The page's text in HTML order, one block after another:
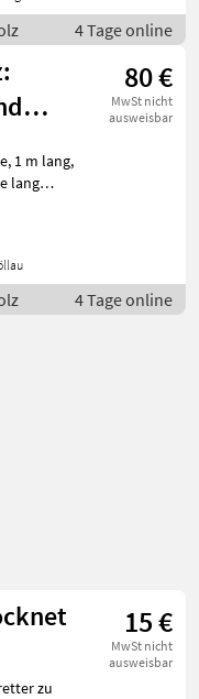
4 Tage online
80 €
MwSt nicht
ausweisbar
4 Tage online
15 €
MwSt nicht
ausweisbar
zu